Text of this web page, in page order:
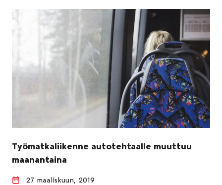
Työmatkaliikenne autotehtaalle muuttuu
maanantaina
27 maaliskuun, 2019